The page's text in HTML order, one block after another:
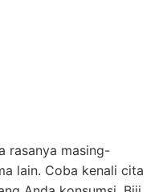
rasanya masing-
lain. Coba kenali cita